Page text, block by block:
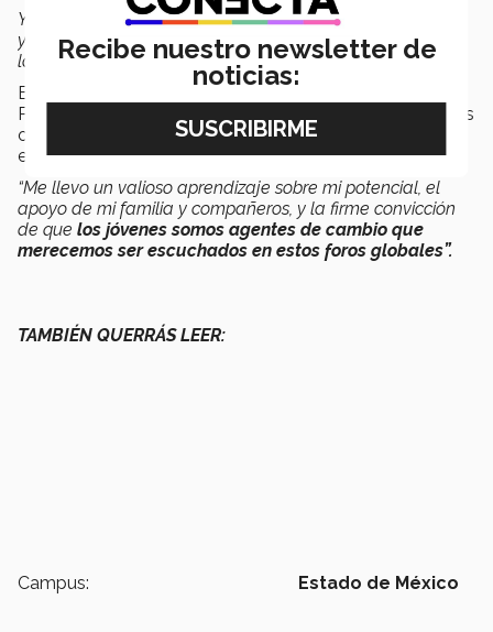
Yo misma lo veía como algo muy lejano, no pensaba que
yo
tendría la oportunidadde ser parte de un evento de
la ONU a mis22 añosy siendo estudiante”,resaltó.
Esta experiencia significó un
Paula en su confianza personal y en la percepción de las
oportunidades que los jóvenes pueden tener en la
escena mundial.
“Me llevo un valioso aprendizaje sobre mi potencial, el
apoyo de mi familia y compañeros, y la firme convicción
de que los jóvenes somos agentes de cambio que
merecemos ser escuchados en estos foros globales”.
TAMBIÉN QUERRÁS LEER:
Campus: Estado de México
Recibe nuestro newsletter de
noticias: